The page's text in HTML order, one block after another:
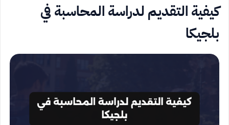
كيفية التقديم لدراسة المحاسبة في
بلجيكا